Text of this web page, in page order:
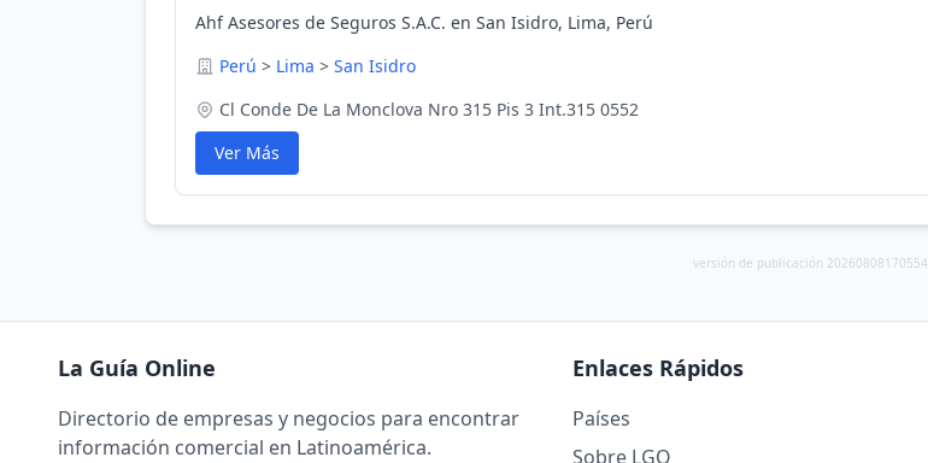
Ahf Asesores de Seguros S.A.C. en San Isidro, Lima, Perú
Perú > Lima > San Isidro
Cl Conde De La Monclova Nro 315 Pis 3 Int.315 0552
Ver Más
versión de publicación 20260808170554
La Guía Online
Directorio de empresas y negocios para encontrar
información comercial en Latinoamérica.
Enlaces Rápidos
Países
Sobre LGO